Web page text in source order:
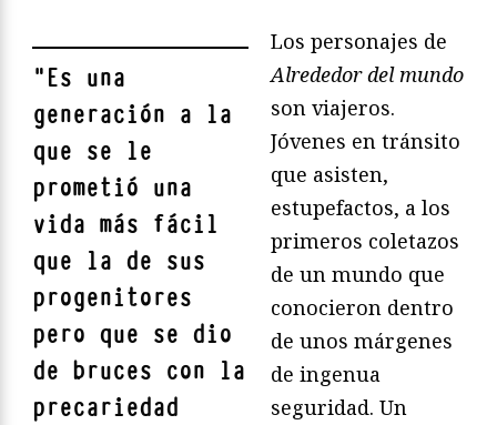
"Es una
generación a la
que se le
prometió una
vida más fácil
que la de sus
progenitores
pero que se dio
de bruces con la
precariedad
Los personajes de
Alrededor del mundo
son viajeros.
Jóvenes en tránsito
que asisten,
estupefactos, a los
primeros coletazos
de un mundo que
conocieron dentro
de unos márgenes
de ingenua
seguridad. Un